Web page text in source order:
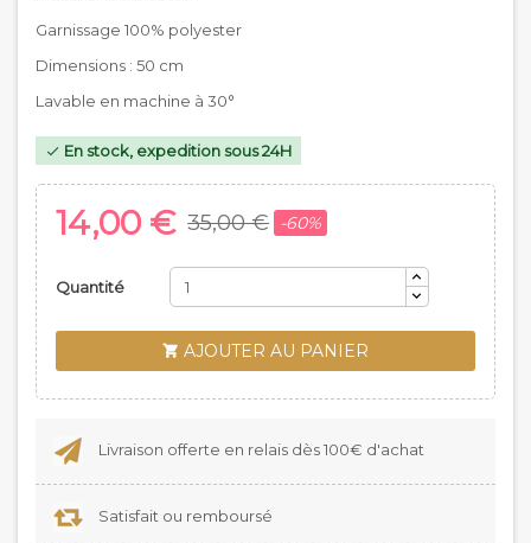
Garnissage 100% polyester
Dimensions : 50 cm
Lavable en machine à 30°
 En stock, expedition sous 24H
14,00 € 35,00 € -60%
Quantité
 AJOUTER AU PANIER
Livraison offerte en relais dès 100€ d'achat
Satisfait ou remboursé